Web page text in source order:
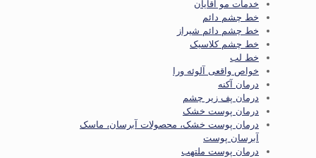
خدمات مو آقایان
خط چشم دائم
خط چشم دائم شیراز
خط چشم کلاسیک
خط لب
خواص واقعی آلوئه ورا
درمان آکنه
درمان پف زیر چشم
درمان پوست خشک
درمان پوست خشک، محصولات آبرسان، ماسک
آبرسان پوست
درمان پوست ملتهب